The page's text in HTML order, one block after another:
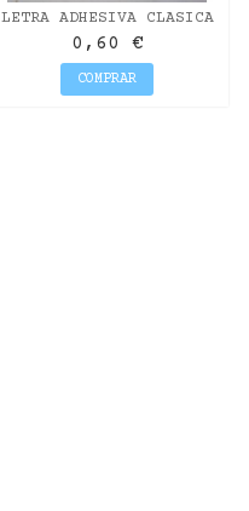
LETRA ADHESIVA CLASICA
DE DM MAYÚSCULA "A"
0,60 €
COMPRAR